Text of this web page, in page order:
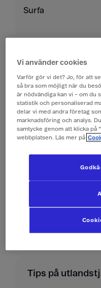
Surfa
Ta emot samtal
Lyssna på
Skicka sms
Tips på
Vi använder cookies
Varför gör vi det? Jo, för att
så bra som möjligt när du
är nödvändiga kan vi – om du
statistik och personaliserad
delar vi med andra företag
marknadsföring och analys.
samtycke genom att klicka på
webbplatsen. Läs mer på